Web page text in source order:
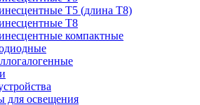
T5 (длина T8)
T8
компактные
для освещения